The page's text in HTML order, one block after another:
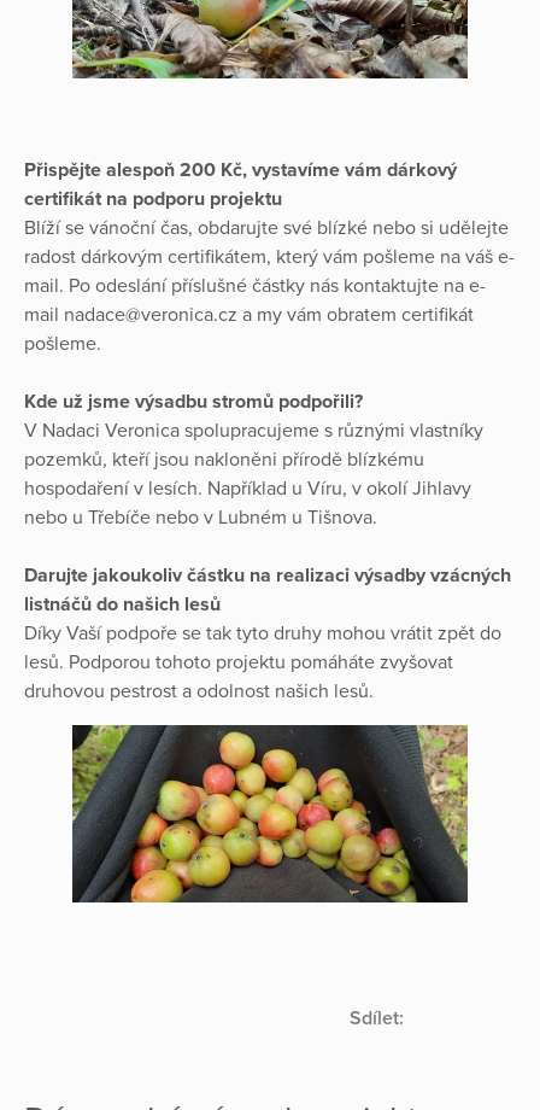
Přispějte alespoň 200 Kč, vystavíme vám dárkový
certifikát na podporu projektu
Blíží se vánoční čas, obdarujte své blízké nebo si udělejte
radost dárkovým certifikátem, který vám pošleme na váš e-
mail. Po odeslání příslušné částky nás kontaktujte na e-
mail nadace@veronica.cz a my vám obratem certifikát
pošleme.
Kde už jsme výsadbu stromů podpořili?
V Nadaci Veronica spolupracujeme s různými vlastníky
pozemků, kteří jsou nakloněni přírodě blízkému
hospodaření v lesích. Například u Víru, v okolí Jihlavy
nebo u Třebíče nebo v Lubném u Tišnova.
Darujte jakoukoliv částku na realizaci výsadby vzácných
listnáčů do našich lesů
Díky Vaší podpoře se tak tyto druhy mohou vrátit zpět do
lesů. Podporou tohoto projektu pomáháte zvyšovat
druhovou pestrost a odolnost našich lesů.
Sdílet: